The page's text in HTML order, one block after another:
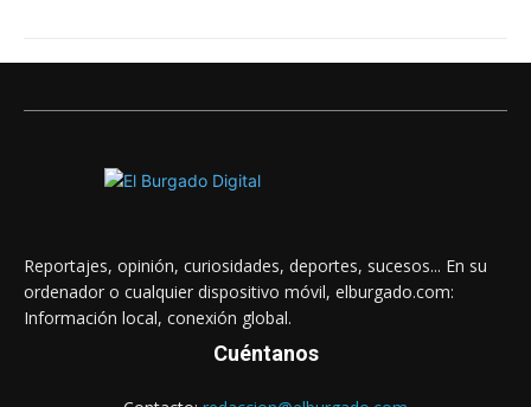
Reportajes, opinión, curiosidades, deportes, sucesos... En su
ordenador o cualquier dispositivo móvil, elburgado.com:
Información local, conexión global.
Cuéntanos